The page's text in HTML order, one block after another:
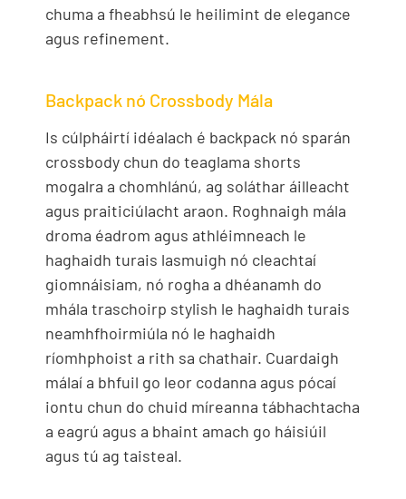
chuma a fheabhsú le heilimint de elegance
agus refinement.
Backpack nó Crossbody Mála
Is cúlpháirtí idéalach é backpack nó sparán
crossbody chun do teaglama shorts
mogalra a chomhlánú, ag soláthar áilleacht
agus praiticiúlacht araon. Roghnaigh mála
droma éadrom agus athléimneach le
haghaidh turais lasmuigh nó cleachtaí
giomnáisiam, nó rogha a dhéanamh do
mhála traschoirp stylish le haghaidh turais
neamhfhoirmiúla nó le haghaidh
ríomhphoist a rith sa chathair. Cuardaigh
málaí a bhfuil go leor codanna agus pócaí
iontu chun do chuid míreanna tábhachtacha
a eagrú agus a bhaint amach go háisiúil
agus tú ag taisteal.